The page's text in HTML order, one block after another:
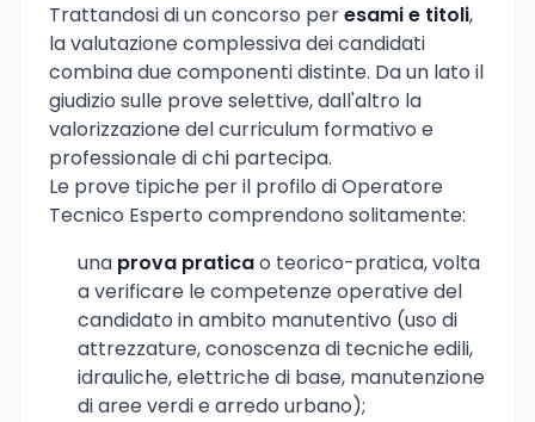
Trattandosi di un concorso peresami e titoli,
la valutazione complessiva dei candidati
combina due componenti distinte. Da un lato il
giudizio sulle prove selettive, dall'altro la
valorizzazione del curriculum formativo e
professionale di chi partecipa.
Le prove tipiche per il profilo di Operatore
Tecnico Esperto comprendono solitamente:
una prova praticao teorico-pratica, volta
a verificare le competenze operative del
candidato in ambito manutentivo (uso di
attrezzature, conoscenza di tecniche edili,
idrauliche, elettriche di base, manutenzione
di aree verdi e arredo urbano);